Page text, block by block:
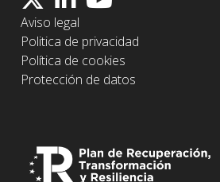
Aviso legal
Politica de privacidad
Política de cookies
Protección de datos